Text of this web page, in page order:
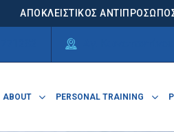
ΑΠΟΚΛΕΙΣΤΙΚΟΣ
ABOUT PERSONAL TRAINING